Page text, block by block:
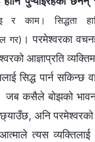
र काम। सिद्धता
गर) । परमेश्‍वरका
आज्ञाप्रति
सिद्ध पार्न सकिन्छ
जब कसैले बोझको
अनि परमेश्‍वरको
त्यस व्यक्तिलाई